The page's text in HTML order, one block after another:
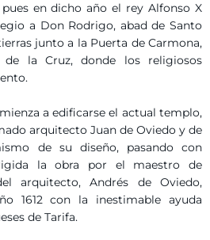
en dicho año el rey Alfonso X
a Don Rodrigo, abad de Santo
junto a la Puerta de Carmona,
de la Cruz, donde los religiosos
a edificarse el actual templo,
arquitecto Juan de Oviedo y de
de su diseño, pasando con
la obra por el maestro de
arquitecto, Andrés de Oviedo,
1612 con la inestimable ayuda
de Tarifa.